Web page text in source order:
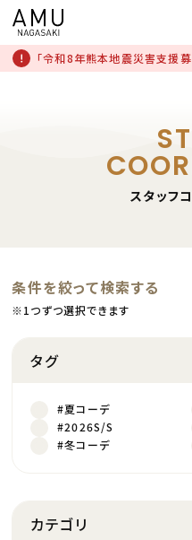
「令和8年熊本地震災害支援
スタッフ
条件を絞って検索する
※1つずつ選択できます
タグ
#夏コーデ
#2026S/S
#冬コーデ
カテゴリ